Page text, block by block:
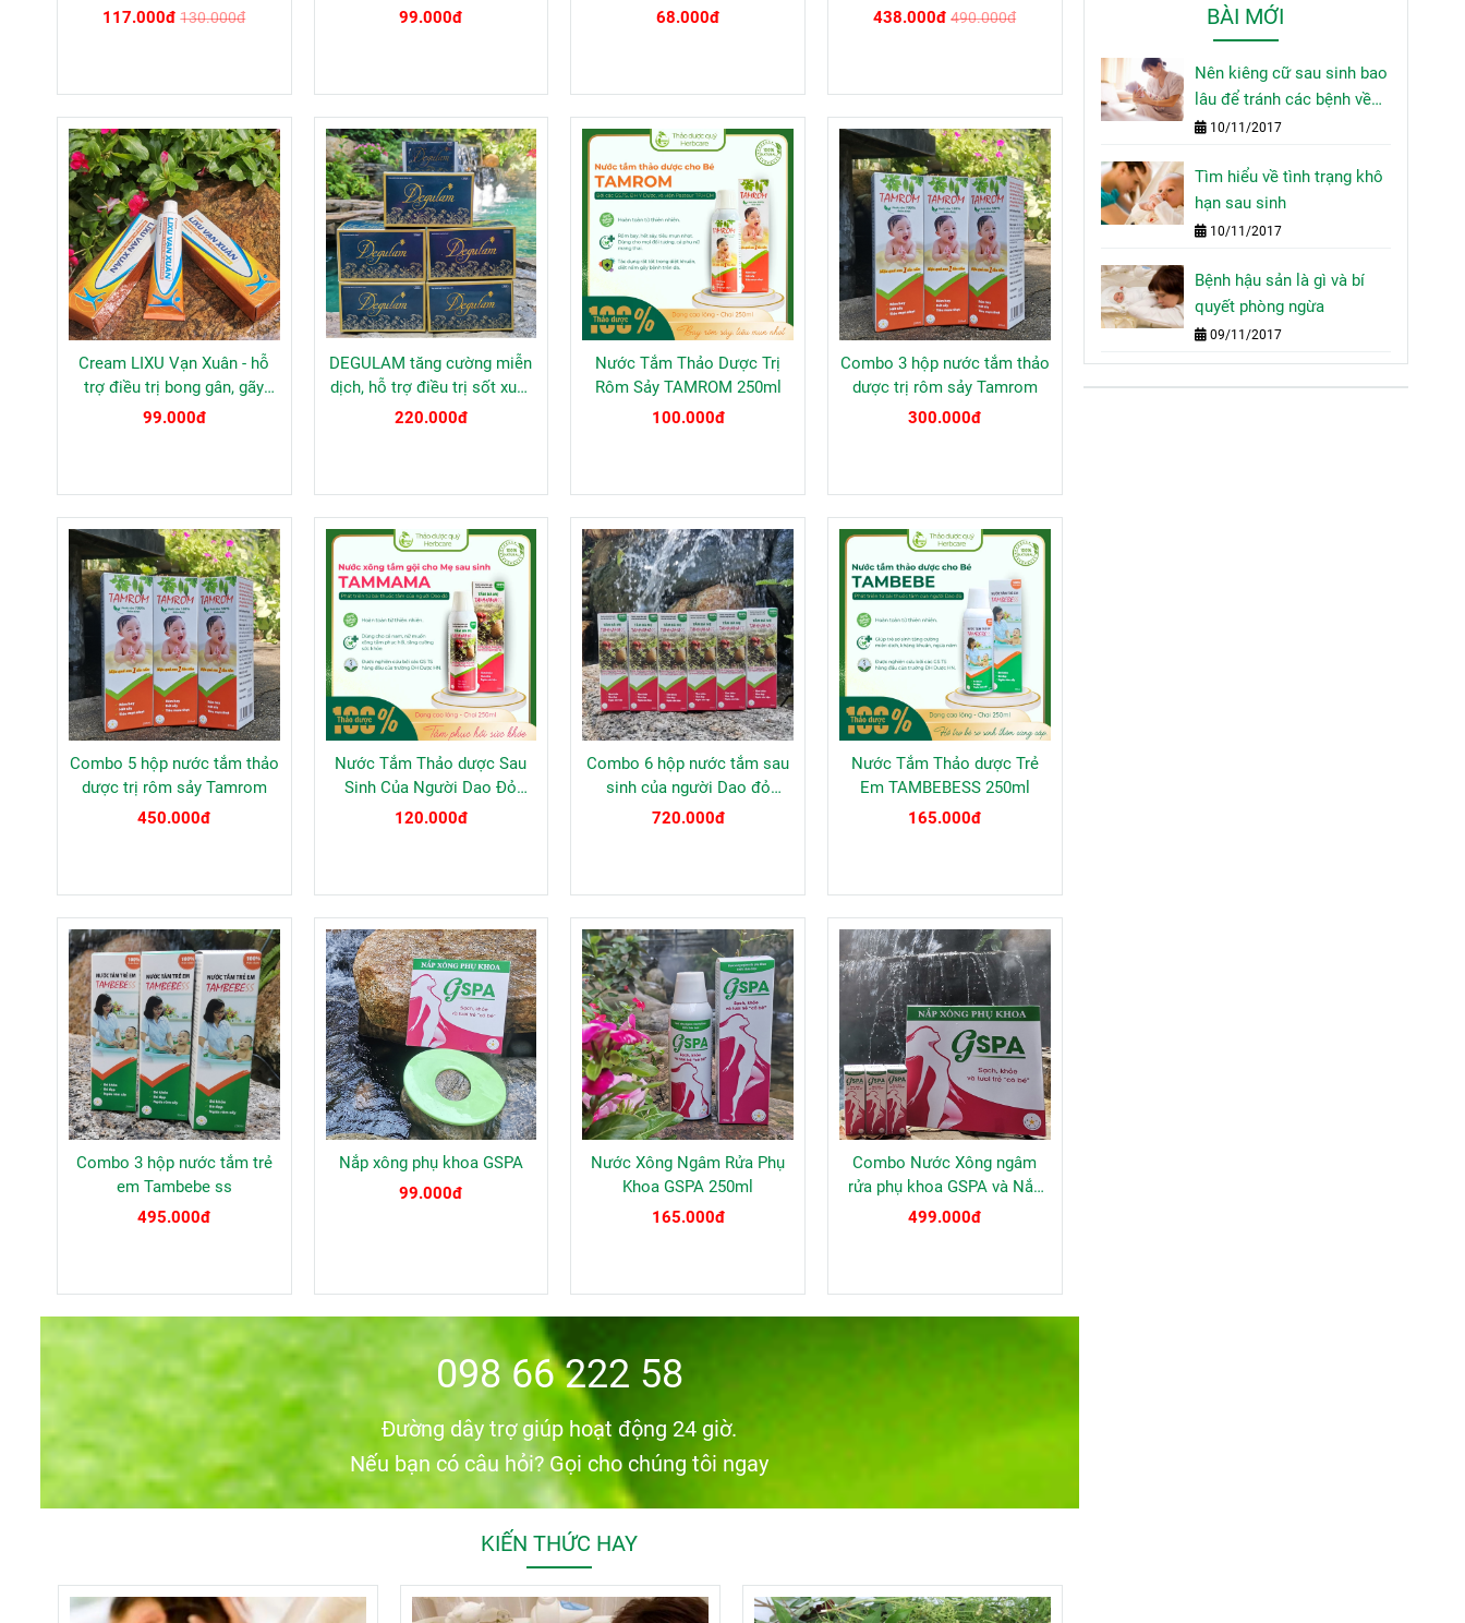
117.000đ 130.000đ
99.000đ
68.000đ
khớp do Gout
438.000đ 490.000đ
Cream LIXU Vạn Xuân - hỗ
trợ điều trị bong gân, gãy
xương, bầm tím.
99.000đ
DEGULAM tăng cường miễn
dịch, hỗ trợ điều trị sốt xuất
huyết, các loại sốt virus.
220.000đ
Nước Tắm Thảo Dược Trị
Rôm Sảy TAMROM 250ml
100.000đ
Combo 3 hộp nước tắm thảo
dược trị rôm sảy Tamrom
300.000đ
Combo 5 hộp nước tắm thảo
dược trị rôm sảy Tamrom
450.000đ
Nước Tắm Thảo dược Sau
Sinh Của Người Dao Đỏ
TAMMAMASS 250ML
120.000đ
Combo 6 hộp nước tắm sau
sinh của người Dao đỏ
Tammama
720.000đ
Nước Tắm Thảo dược Trẻ
Em TAMBEBESS 250ml
165.000đ
Combo 3 hộp nước tắm trẻ
em Tambebe ss
495.000đ
Nắp xông phụ khoa GSPA
99.000đ
Nước Xông Ngâm Rửa Phụ
Khoa GSPA 250ml
165.000đ
Combo Nước Xông ngâm
rửa phụ khoa GSPA và Nắp
xông phụ khoa GSPA
499.000đ
098 66 222 58
Đường dây trợ giúp hoạt động 24 giờ.
Nếu bạn có câu hỏi? Gọi cho chúng tôi ngay
KIẾN THỨC HAY
BÀI MỚI
Nên kiêng cữ sau sinh bao
lâu để tránh các bệnh về
sau10/11/2017
Tìm hiểu về tình trạng khô
hạn sau sinh
10/11/2017
Bệnh hậu sản là gì và bí
quyết phòng ngừa
09/11/2017